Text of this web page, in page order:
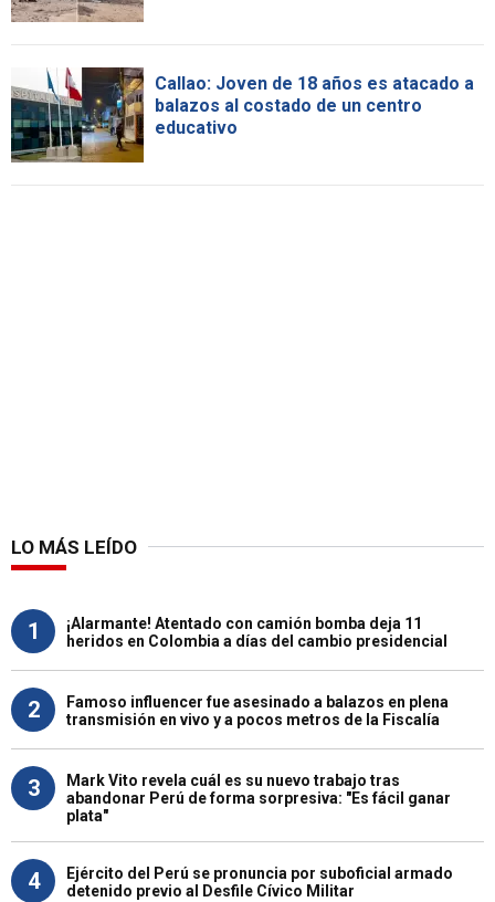
Callao: Joven de 18 años es atacado a
balazos al costado de un centro
educativo
LO MÁS LEÍDO
1
¡Alarmante! Atentado con camión bomba deja 11
heridos en Colombia a días del cambio presidencial
2
Famoso influencer fue asesinado a balazos en plena
transmisión en vivo y a pocos metros de la Fiscalía
3
Mark Vito revela cuál es su nuevo trabajo tras
abandonar Perú de forma sorpresiva: "Es fácil ganar
plata"
4
Ejército del Perú se pronuncia por suboficial armado
detenido previo al Desfile Cívico Militar